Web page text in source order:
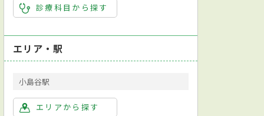
診療科目から探す
エリア・駅
小島谷駅
エリアから探す